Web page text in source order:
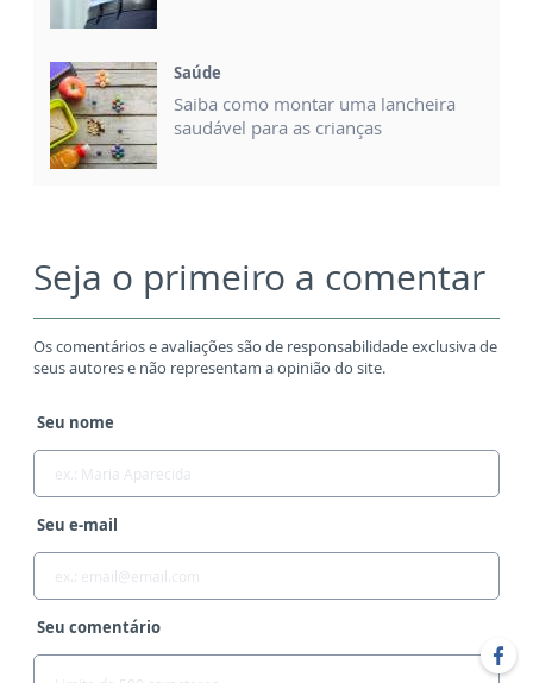
Saúde
Saiba como montar uma lancheira
saudável para as crianças
Seja o primeiro a comentar
Os comentários e avaliações são de responsabilidade exclusiva de
seus autores e não representam a opinião do site.
Seu nome
Seu e-mail
Seu comentário